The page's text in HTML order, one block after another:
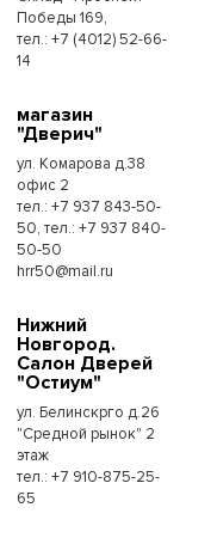
Победы 169,
тел.:​ +7 (4012) 52-66-
14
магазин
"Дверич"
ул. Комарова д.38
офис 2
тел.: +7 937 843-50-
50, тел.: +7 937 840-
50-50
hrr50@mail.ru
Нижний
Новгород.
Салон Дверей
"Остиум"
ул. Белинскрго д.26
"Средной рынок" 2
этаж
тел.: +7 910-875-25-
65